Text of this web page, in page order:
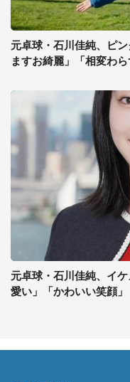
元卓球・石川佳純、ピ
ますお綺麗」「相変わ
元卓球・石川佳純、イ
愛い」「かわいい笑顔